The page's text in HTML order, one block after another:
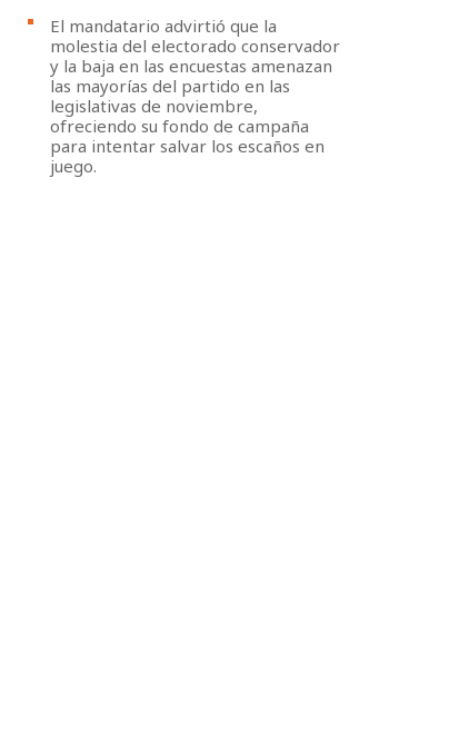
El mandatario advirtió que la
molestia del electorado conservador
y la baja en las encuestas amenazan
las mayorías del partido en las
legislativas de noviembre,
ofreciendo su fondo de campaña
para intentar salvar los escaños en
juego.